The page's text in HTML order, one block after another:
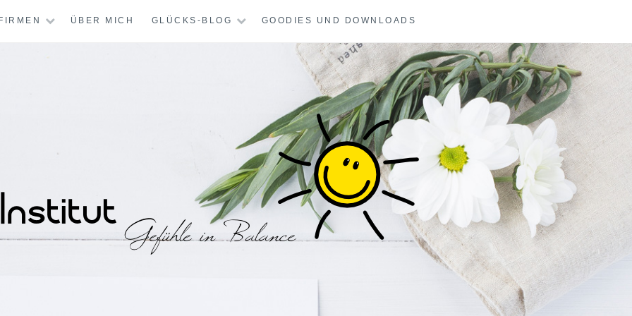
ÜBER MICH GLÜCKS-BLOG GOODIES UND DOWNLOADS
– MENTAL-COACHING UND
GLÜCKLICH?